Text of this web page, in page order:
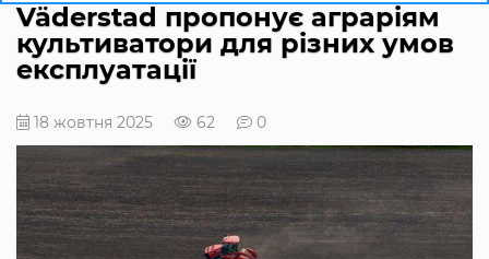
Väderstad пропонує аграріям
культиватори для різних умов
експлуатації
18 жовтня 2025 62 0